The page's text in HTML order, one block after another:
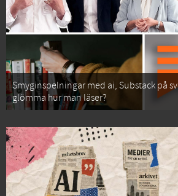
Smyginspelningar med ai, Substack på
glömma hur man läser?